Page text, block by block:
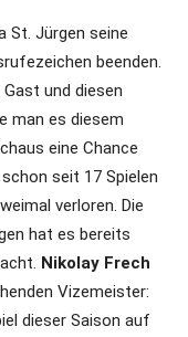
St. Jürgen seine
beenden.
und diesen
man es diesem
eine Chance
seit 17 Spielen
verloren. Die
hat es bereits
Nikolay Frech
Vizemeister:
dieser Saison auf